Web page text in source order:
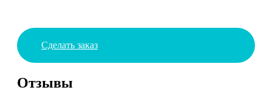
Сделать заказ
Отзывы